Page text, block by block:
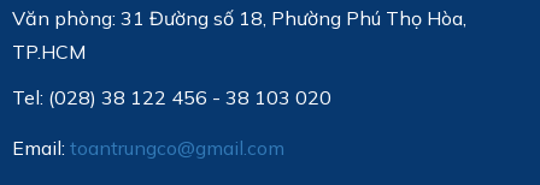
Văn phòng: 31 Đường số 18, Phường Phú Thọ Hòa,
TP.HCM
Tel: (028) 38 122 456 - 38 103 020
Email: toantrungco@gmail.com